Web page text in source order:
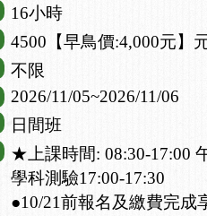
16小時
4500【早鳥價:4,000元】
不限
2026/11/05~2026/11/06
日間班
★上課時間: 08:30-17:00
學科測驗17:00-17:30
●10/21前報名及繳費完成